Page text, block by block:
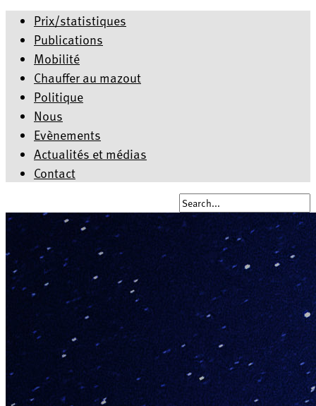
Prix/statistiques
Publications
Mobilité
Chauffer au mazout
Politique
Nous
Evènements
Actualités et médias
Contact